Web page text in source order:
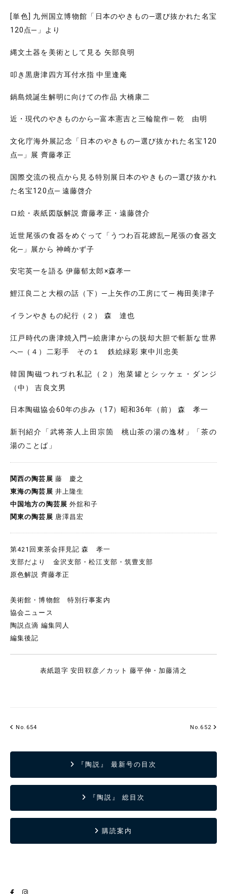
[単色] 九州国立博物館「日本のやきもの─選び抜かれた名宝
120点─」より
縄文土器を美術として見る 矢部良明
叩き黒唐津四方耳付水指 中里逢庵
鍋島焼誕生解明に向けての作品 大橋康二
近・現代のやきものから─富本憲吉と三輪龍作─ 乾 由明
文化庁海外展記念「日本のやきもの─選び抜かれた名宝120
点─」展 齊藤孝正
国際交流の視点から見る特別展日本のやきもの─選び抜かれ
た名宝120点─ 遠藤啓介
ロ絵・表紙図版解説 齋藤孝正・遠藤啓介
近世尾張の食器をめぐって「うつわ百花繚乱─尾張の食器文
化─」展から 神崎かず子
安宅英一を語る 伊藤郁太郎×森孝一
鯉江良二と大根の話（下）─上矢作の工房にて─ 梅田美津子
イランやきもの紀行（２） 森 達也
江戸時代の唐津焼入門─絵唐津からの脱却大胆で斬新な世界
へ─（４）二彩手 その１ 鉄絵緑彩 東中川忠美
韓国陶磁つれづれ私記（２）泡菜罐とシッケェ・ダンジ
（中） 吉良文男
日本陶磁協会60年の歩み（17）昭和36年（前） 森 孝一
新刊紹介「武将茶人上田宗箇 桃山茶の湯の逸材」「茶の
湯のことば」
関西の陶芸展 藤 慶之
東海の陶芸展 井上隆生
中国地方の陶芸展 外舘和子
関東の陶芸展 唐澤昌宏
第421回東茶会拝見記 森 孝一
支部だより 金沢支部・松江支部・筑豊支部
原色解説 齊藤孝正
美術館・博物館 特別行事案内
協会ニュース
陶説点滴 編集同人
編集後記
表紙題字 安田靫彦／カット 藤平伸・加藤清之
No.654 No.652
『陶説』 最新号の目次
『陶説』 総目次
購読案内